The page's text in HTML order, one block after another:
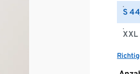
S